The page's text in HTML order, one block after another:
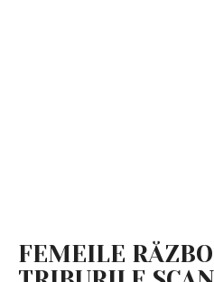
FEMEILE